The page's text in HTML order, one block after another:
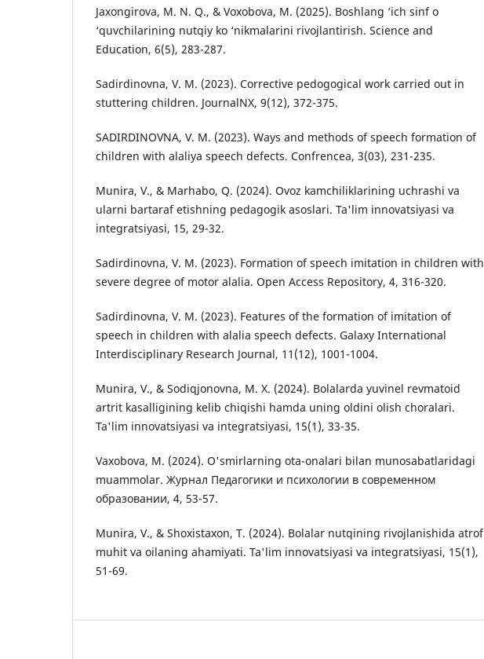
Jaxongirova, M. N. Q., & Voxobova, M. (2025). Boshlang ‘ich sinf o
‘quvchilarining nutqiy ko ‘nikmalarini rivojlantirish. Science and
Education, 6(5), 283-287.
Sadirdinovna, V. M. (2023). Corrective pedogogical work carried out in
stuttering children. JournalNX, 9(12), 372-375.
SADIRDINOVNA, V. M. (2023). Ways and methods of speech formation of
children with alaliya speech defects. Confrencea, 3(03), 231-235.
Munira, V., & Marhabo, Q. (2024). Ovoz kamchiliklarining uchrashi va
ularni bartaraf etishning pedagogik asoslari. Ta'lim innovatsiyasi va
integratsiyasi, 15, 29-32.
Sadirdinovna, V. M. (2023). Formation of speech imitation in children with
severe degree of motor alalia. Open Access Repository, 4, 316-320.
Sadirdinovna, V. M. (2023). Features of the formation of imitation of
speech in children with alalia speech defects. Galaxy International
Interdisciplinary Research Journal, 11(12), 1001-1004.
Munira, V., & Sodiqjonovna, M. X. (2024). Bolalarda yuvinel revmatoid
artrit kasalligining kelib chiqishi hamda uning oldini olish choralari.
Ta'lim innovatsiyasi va integratsiyasi, 15(1), 33-35.
Vaxobova, M. (2024). O'smirlarning ota-onalari bilan munosabatlaridagi
muammolar. Журнал Педагогики и психологии в современном
образовании, 4, 53-57.
Munira, V., & Shoxistaxon, T. (2024). Bolalar nutqining rivojlanishida atrof
muhit va oilaning ahamiyati. Ta'lim innovatsiyasi va integratsiyasi, 15(1),
51-69.